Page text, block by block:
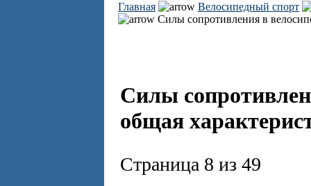
Главная
Велосипедный спорт
Силы сопротивления в
Силы
общая
Страница 8 из 49